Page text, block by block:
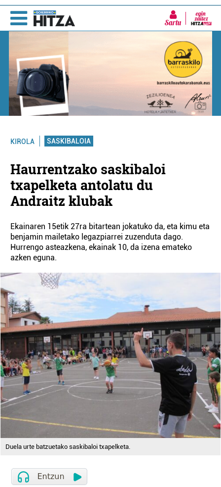
Sartu
KIROLA SASKIBALOIA
Haurrentzako saskibaloi
txapelketa antolatu du
Andraitz klubak
Ekainaren 15etik 27ra bitartean jokatuko da, eta kimu eta
benjamin mailetako legazpiarrei zuzenduta dago.
Hurrengo asteazkena, ekainak 10, da izena emateko
azken eguna.
Duela urte batzuetako saskibaloi txapelketa.